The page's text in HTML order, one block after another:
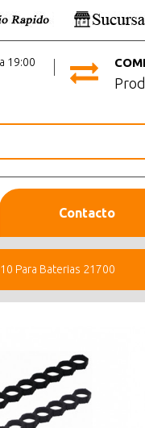
19:00
Contacto
Para Baterias 21700